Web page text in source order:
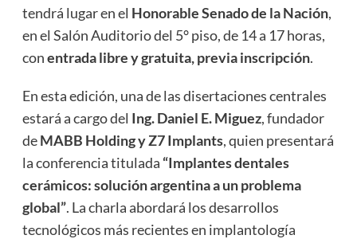
tendrá lugar en el Honorable Senado de la Nación,
en el Salón Auditorio del 5° piso, de 14 a 17 horas,
conentrada libre y gratuita, previa inscripción.
En esta edición, una de las disertaciones centrales
estará a cargo del Ing. Daniel E. Miguez, fundador
deMABB Holding y Z7 Implants, quien presentará
la conferencia titulada “Implantes dentales
cerámicos: solución argentina a un problema
global”. La charla abordará los desarrollos
tecnológicos más recientes en implantología